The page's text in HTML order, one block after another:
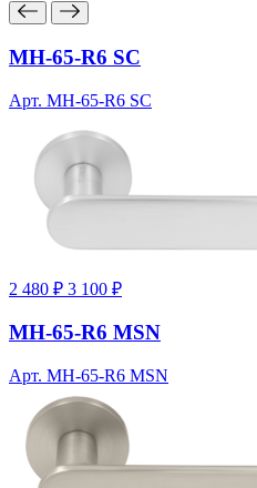
MH-65-R6 SC
Арт. MH-65-R6 SC
2 480 ₽ 3 100 ₽
MH-65-R6 MSN
Арт. MH-65-R6 MSN